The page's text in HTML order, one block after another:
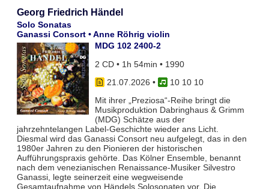
Georg Friedrich Händel
Solo Sonatas
Ganassi Consort • Anne Röhrig violin
MDG 102 2400-2
2 CD • 1h 54min • 1990
21.07.2026 •
10 10 10
Mit ihrer „Preziosa“-Reihe bringt die
Musikproduktion Dabringhaus & Grimm
(MDG) Schätze aus der
jahrzehntelangen Label-Geschichte wieder ans Licht.
Diesmal wird das Ganassi Consort neu aufgelegt, das in den
1980er Jahren zu den Pionieren der historischen
Aufführungspraxis gehörte. Das Kölner Ensemble, benannt
nach dem venezianischen Renaissance-Musiker Silvestro
Ganassi, legte seinerzeit eine wegweisende
Gesamtaufnahme von Händels Solosonaten vor. Die